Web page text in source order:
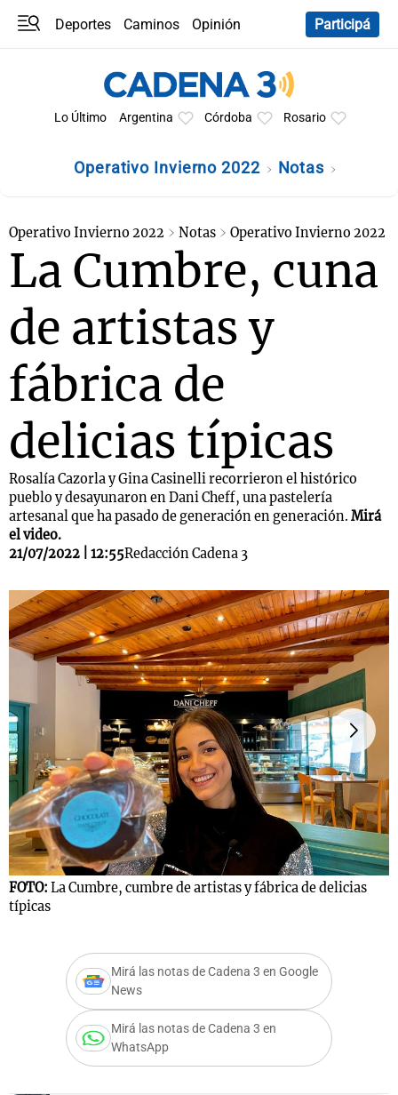
Deportes Caminos
Opinión
Participá
Lo Último Argentina Córdoba Rosario
Operativo Invierno 2022 Notas
Operativo Invierno 2022 Notas Operativo Invierno 2022
La Cumbre, cuna
de artistas y
fábrica de
delicias típicas
Rosalía Cazorla y Gina Casinelli recorrieron el histórico
pueblo y desayunaron en Dani Cheff, una pastelería
artesanal que ha pasado de generación en generación. Mirá
el video.
21/07/2022 | 12:55Redacción Cadena 3
FOTO: La Cumbre, cumbre de artistas y fábrica de delicias
típicas
Mirá las notas de Cadena 3 en Google
News
Mirá las notas de Cadena 3 en
WhatsApp
Notas
Notas